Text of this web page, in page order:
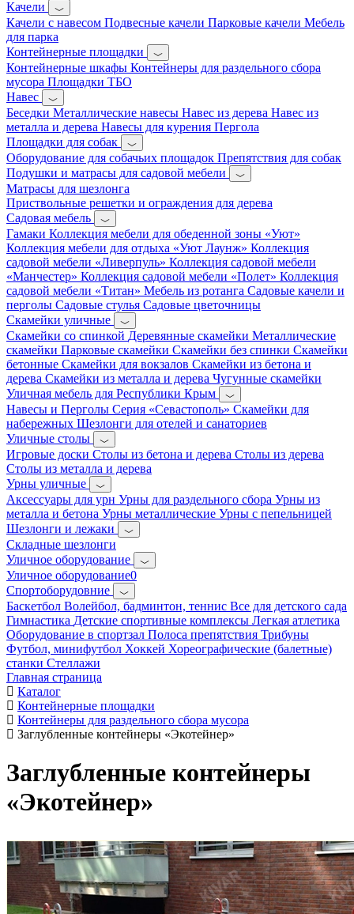
Качели
Качели с навесом Подвесные качели Парковые качели Мебель
для парка
Контейнерные площадки
Контейнерные шкафы Контейнеры для раздельного сбора
мусора Площадки ТБО
Навес
Беседки Металлические навесы Навес из дерева Навес из
металла и дерева Навесы для курения Пергола
Площадки для собак
Оборудование для собачьих площадок Препятствия для собак
Подушки и матрасы для садовой мебели
Матрасы для шезлонга
Приствольные решетки и ограждения для дерева
Садовая мебель
Гамаки Коллекция мебели для обеденной зоны «Уют»
Коллекция мебели для отдыха «Уют Лаунж» Коллекция
садовой мебели «Ливерпуль» Коллекция садовой мебели
«Манчестер» Коллекция садовой мебели «Полет» Коллекция
садовой мебели «Титан» Мебель из ротанга Садовые качели и
перголы Садовые стулья Садовые цветочницы
Скамейки уличные
Скамейки со спинкой Деревянные скамейки Металлические
скамейки Парковые скамейки Скамейки без спинки Скамейки
бетонные Скамейки для вокзалов Скамейки из бетона и
дерева Скамейки из металла и дерева Чугунные скамейки
Уличная мебель для Республики Крым
Навесы и Перголы Серия «Севастополь» Скамейки для
набережных Шезлонги для отелей и санаториев
Уличные столы
Игровые доски Столы из бетона и дерева Столы из дерева
Столы из металла и дерева
Урны уличные
Аксессуары для урн Урны для раздельного сбора Урны из
металла и бетона Урны металлические Урны с пепельницей
Шезлонги и лежаки
Складные шезлонги
Уличное оборудование
Уличное оборудование0
Спортоборудовние
Баскетбол Волейбол, бадминтон, теннис Все для детского сада
Гимнастика Детские спортивные комплексы Легкая атлетика
Оборудование в спортзал Полоса препятствия Трибуны
Футбол, минифутбол Хоккей Хореографические (балетные)
станки Стеллажи
Главная страница
Каталог
Контейнерные площадки
Контейнеры для раздельного сбора мусора
Заглубленные контейнеры «Экотейнер»
Заглубленные контейнеры
«Экотейнер»